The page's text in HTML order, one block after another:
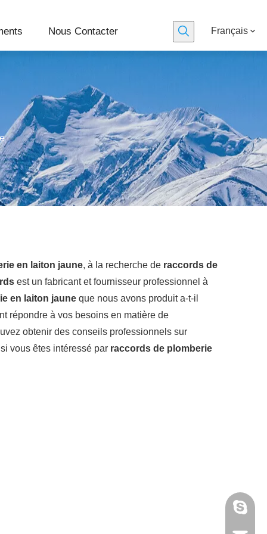
Nous Contacter Français
en laiton jaune, à la recherche de raccords de
est un fabricant et fournisseur professionnel à
en laiton jaune que nous avons produit a-t-il
répondre à vos besoins en matière de
obtenir des conseils professionnels sur
vous êtes intéressé par raccords de plomberie